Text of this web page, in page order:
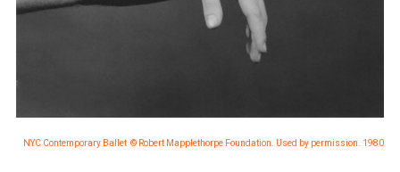
NYC Contemporary Ballet © Robert Mapplethorpe Foundation. Used by permission. 1980